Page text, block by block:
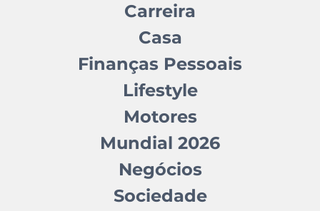
Carreira
Casa
Finanças Pessoais
Lifestyle
Motores
Mundial 2026
Negócios
Sociedade